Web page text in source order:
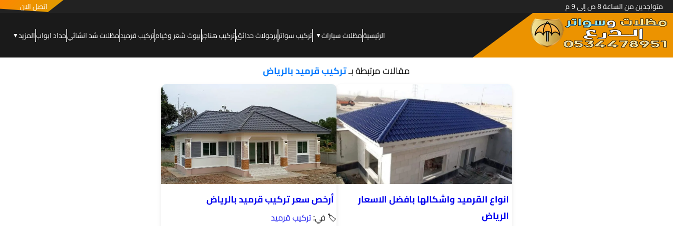
متواجدين من الساعة 8 ص إلى 9 م اتصل الان
الرئيسيةمظلات سيارات▼ تركيب سواتربرجولات حدائقتركيب هناجربيوت شعر وخيامتركيب قرميدمظلات شد انشائيحداد ابوابالمزيد▼
مقالات مرتبطة بـتركيب قرميد بالرياض
انواع القرميد واشكالها بافضل الاسعار
الرياض
أرخص سعر تركيب قرميد بالرياض
🏷 في:تركيب قرميد